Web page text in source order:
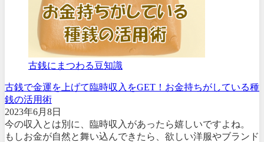
古銭にまつわる豆知識
古銭で金運を上げて臨時収入をGET！お金持ちがしている種
銭の活用術
2023年6月8日
今の収入とは別に、臨時収入があったら嬉しいですよね。
もしお金が自然と舞い込んできたら、欲しい洋服やブランド